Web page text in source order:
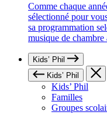
Comme chaque
sélectionné pour
sa programmation
musique de chambre
Kids’ Phil
Kids’ Phil
Kids’ Phil
Familles
Groupes